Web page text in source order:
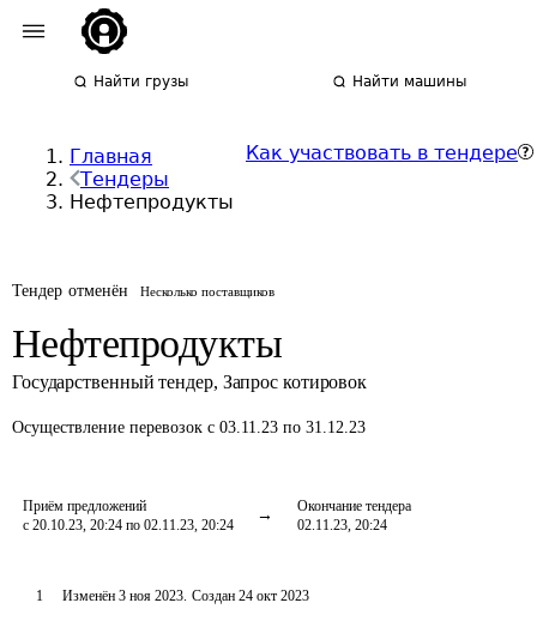
Найти грузы Найти машины
Главная
Тендеры
Нефтепродукты
Как участвовать в тендере
Тендер отменён Несколько поставщиков
Нефтепродукты
Государственный тендер, Запрос котировок
Осуществление перевозок с 03.11.23 по 31.12.23
Приём предложений
с 20.10.23, 20:24 по 02.11.23, 20:24
Окончание тендера
02.11.23, 20:24
1 Изменён 3 ноя 2023. Создан 24 окт 2023